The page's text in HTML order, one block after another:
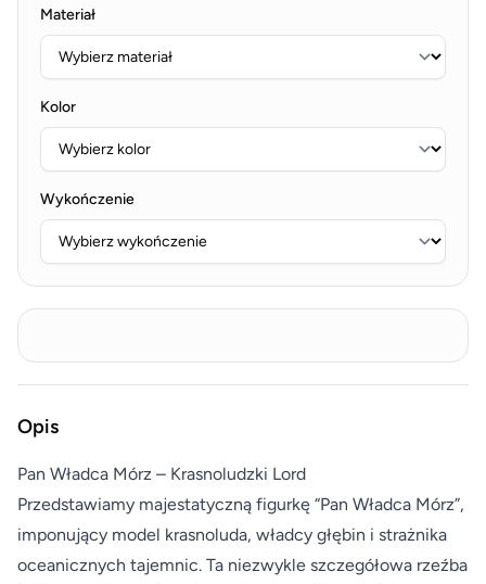
Materiał
Kolor
Wykończenie
Opis
Pan Władca Mórz – Krasnoludzki Lord
Przedstawiamy majestatyczną figurkę “Pan Władca Mórz”,
imponujący model krasnoluda, władcy głębin i strażnika
oceanicznych tajemnic. Ta niezwykle szczegółowa rzeźba